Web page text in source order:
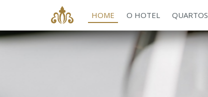
HOME O HOTEL QUARTOS